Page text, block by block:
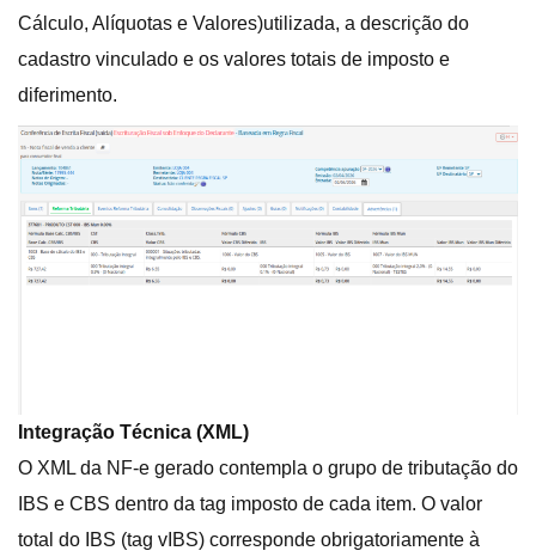
Cálculo, Alíquotas e Valores)utilizada, a descrição do
cadastro vinculado e os valores totais de imposto e
diferimento.
Integração Técnica (XML)
O XML da NF-e gerado contempla o grupo de tributação do
IBS e CBS dentro da tag imposto de cada item. O valor
total do IBS (tag vIBS) corresponde obrigatoriamente à